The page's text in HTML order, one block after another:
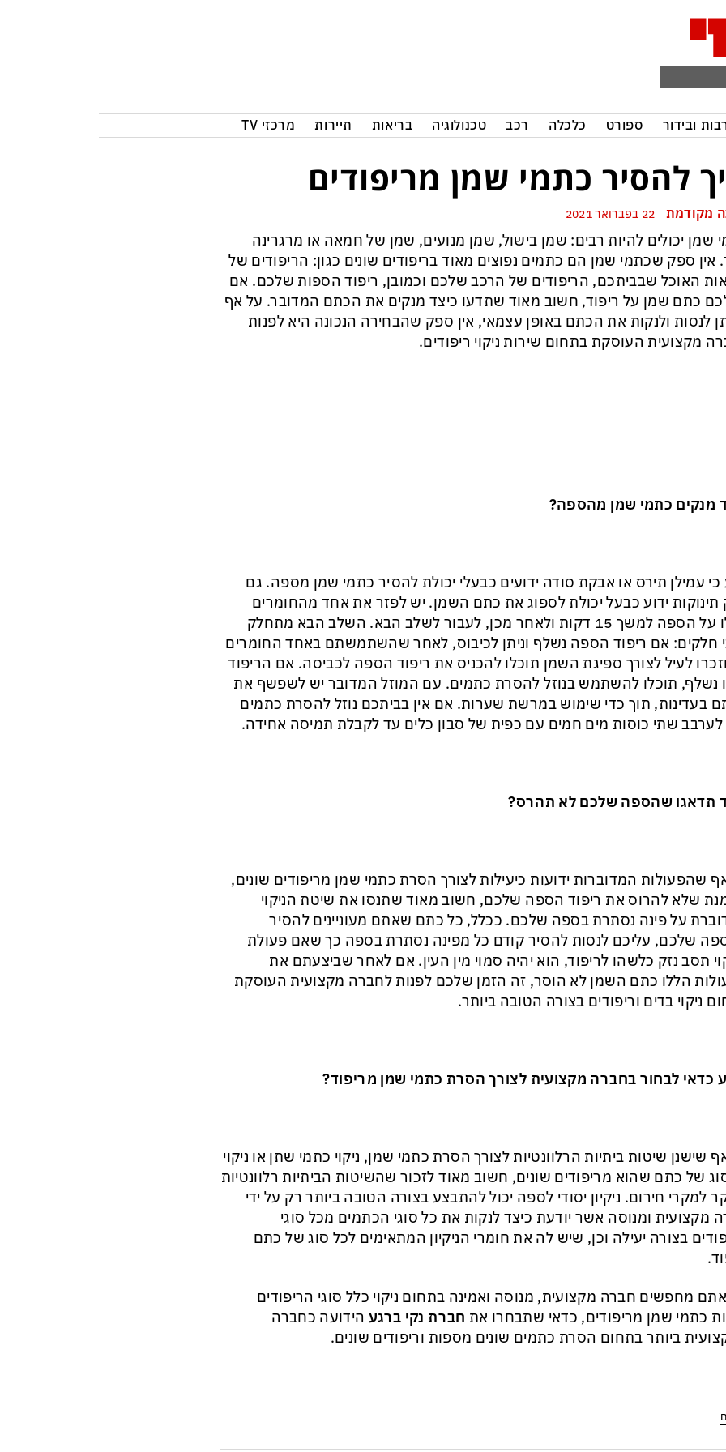
ובידור ספורט כלכלה רכב טכנולוגיה בריאות תיירות מרכזי TV
להסיר כתמי שמן מריפודים
מקודמת
שמן יכולים להיות רבים: שמן בישול, שמן מנועים, שמן של חמאה או מרגרינה
אין ספק שכתמי שמן הם כתמים נפוצים מאוד בריפודים שונים כגון: הריפודים של
האוכל שבביתכם, הריפודים של הרכב שלכם וכמובן, ריפוד הספות שלכם. אם
כתם שמן על ריפוד, חשוב מאוד שתדעו כיצד מנקים את הכתם המדובר. על אף
לנסות ולנקות את הכתם באופן עצמאי, אין ספק שהבחירה הנכונה היא לפנות
מקצועית העוסקת בתחום שירות ניקוי ריפודים.
מנקים כתמי שמן מהספה?
כי עמילן תירס או אבקת סודה ידועים כבעלי יכולת להסיר כתמי שמן מספה. גם
תינוקות ידוע כבעל יכולת לספוג את כתם השמן. יש לפזר את אחד מהחומרים
הללו על הספה למשך 15 דקות ולאחר מכן, לעבור לשלב הבא. השלב הבא מתחלק
חלקים: אם ריפוד הספה נשלף וניתן לכיבוס, לאחר שהשתמשתם באחד החומרים
לעיל לצורך ספיגת השמן תוכלו להכניס את ריפוד הספה לכביסה. אם הריפוד
נשלף, תוכלו להשתמש בנוזל להסרת כתמים. עם המוזל המדובר יש לשפשף את
בעדינות, תוך כדי שימוש במרשת שערות. אם אין בביתכם נוזל להסרת כתמים
לערבב שתי כוסות מים חמים עם כפית של סבון כלים עד לקבלת תמיסה אחידה.
תדאגו שהספה שלכם לא תהרס?
שהפעולות המדוברות ידועות כיעילות לצורך הסרת כתמי שמן מריפודים שונים,
שלא להרוס את ריפוד הספה שלכם, חשוב מאוד שתנסו את שיטת הניקוי
על פינה נסתרת בספה שלכם. ככלל, כל כתם שאתם מעוניינים להסיר
שלכם, עליכם לנסות להסיר קודם כל מפינה נסתרת בספה כך שאם פעולת
תסב נזק כלשהו לריפוד, הוא יהיה סמוי מין העין. אם לאחר שביצעתם את
הללו כתם השמן לא הוסר, זה הזמן שלכם לפנות לחברה מקצועית העוסקת
ניקוי בדים וריפודים בצורה הטובה ביותר.
כדאי לבחור בחברה מקצועית לצורך הסרת כתמי שמן מריפוד?
שישנן שיטות ביתיות הרלוונטיות לצורך הסרת כתמי שמן, ניקוי כתמי שתן או ניקוי
של כתם שהוא מריפודים שונים, חשוב מאוד לזכור שהשיטות הביתיות רלוונטיות
למקרי חירום. ניקיון יסודי לספה יכול להתבצע בצורה הטובה ביותר רק על ידי
מקצועית ומנוסה אשר יודעת כיצד לנקות את כל סוגי הכתמים מכל סוגי
בצורה יעילה וכן, שיש לה את חומרי הניקיון המתאימים לכל סוג של כתם
מחפשים חברה מקצועית, מנוסה ואמינה בתחום ניקוי כלל סוגי הריפודים
כתמי שמן מריפודים, כדאי שתבחרו את חברת נקי ברגע הידועה כחברה
ביותר בתחום הסרת כתמים שונים מספות וריפודים שונים.